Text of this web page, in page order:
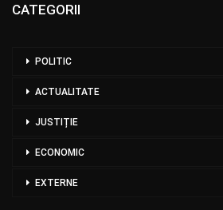
CATEGORII
POLITIC
ACTUALITATE
JUSTIȚIE
ECONOMIC
EXTERNE